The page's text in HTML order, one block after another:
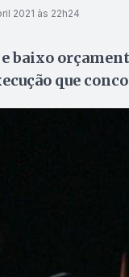
2021 às 22h24
baixo
que